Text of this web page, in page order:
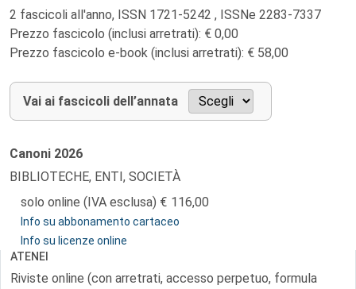
2 fascicoli all'anno, ISSN 1721-5242 , ISSNe 2283-7337
Prezzo fascicolo (inclusi arretrati): € 0,00
Prezzo fascicolo e-book (inclusi arretrati): € 58,00
Vai ai fascicoli dell’annata
Canoni 2026
BIBLIOTECHE, ENTI, SOCIETÀ
solo online (IVA esclusa)
116,00
Info su abbonamento cartaceo
Info su licenze online
ATENEI
Riviste online (con arretrati, accesso perpetuo, formula